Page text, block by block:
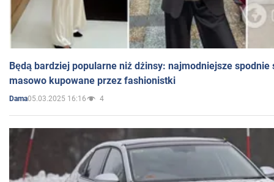
Będą bardziej popularne niż dżinsy: najmodniejsze spodnie
masowo kupowane przez fashionistki
Dama05.03.2025 16:16 4